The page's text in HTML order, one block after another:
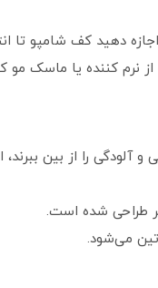
دهید کف شامپو تا
نرم کننده یا ماسک مو
را از بین ببرند،
طراحی شده است.
می‌شود.